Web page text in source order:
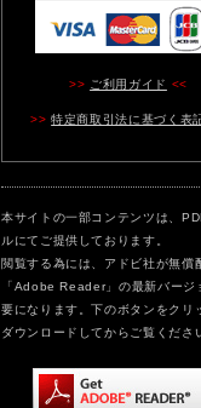
>> ご利用ガイド <<
>> 特定商取引法に基づく表
本サイトの一部コンテンツは、
ルにてご提供しております。
閲覧する為には、アドビ社が無償
「Adobe Reader」の最新バージ
要になります。下のボタンをクリ
ダウンロードしてからご覧くださ